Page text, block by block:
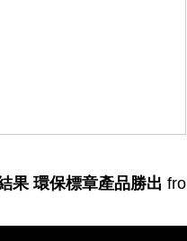
果 環保標章產品勝出